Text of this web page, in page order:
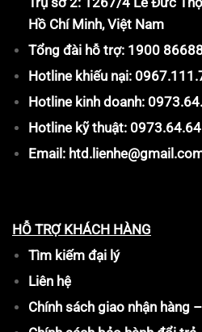
Hồ Chí Minh, Việt Nam
Tổng đài hỗ trợ: 1900
Hotline khiếu nại:
Hotline kinh doanh:
Hotline kỹ thuật:
Email:
HỖ TRỢ KHÁCH HÀNG
Tìm kiếm đại lý
Liên hệ
Chính sách giao nhận hàng